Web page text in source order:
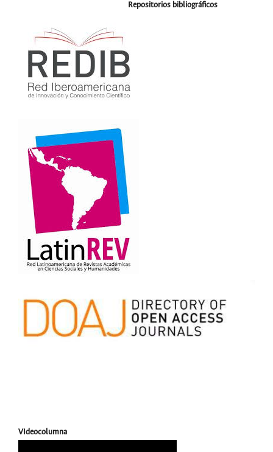
Repositorios bibliográficos
VIdeocolumna